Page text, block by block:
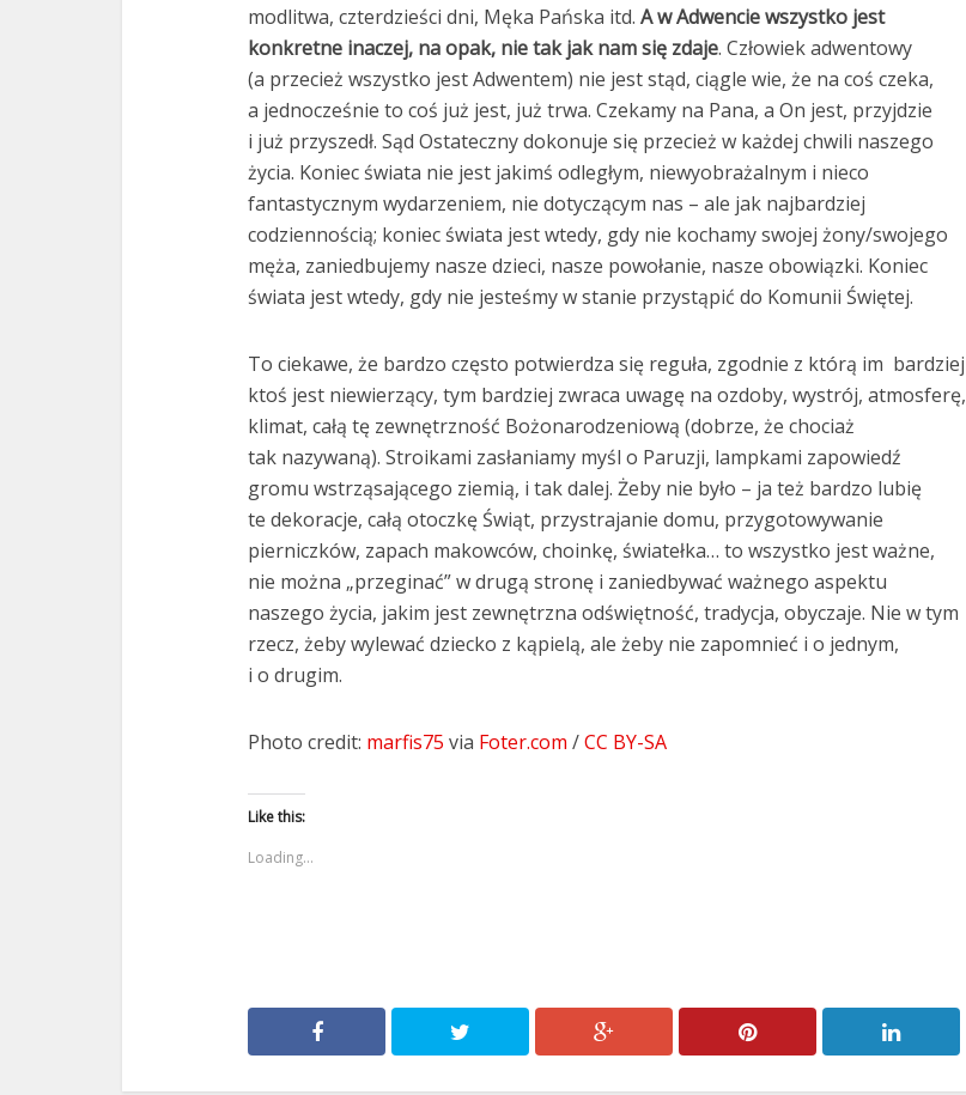
modlitwa, czterdzieści dni, Męka Pańska itd. A w Adwencie wszystko jest
konkretne inaczej, na opak, nie tak jak nam się zdaje. Człowiek adwentowy
(a przecież wszystko jest Adwentem) nie jest stąd, ciągle wie, że na coś czeka,
a jednocześnie to coś już jest, już trwa. Czekamy na Pana, a On jest, przyjdzie
i już przyszedł. Sąd Ostateczny dokonuje się przecież w każdej chwili naszego
życia. Koniec świata nie jest jakimś odległym, niewyobrażalnym i nieco
fantastycznym wydarzeniem, nie dotyczącym nas – ale jak najbardziej
codziennością; koniec świata jest wtedy, gdy nie kochamy swojej żony/swojego
męża, zaniedbujemy nasze dzieci, nasze powołanie, nasze obowiązki. Koniec
świata jest wtedy, gdy nie jesteśmy w stanie przystąpić do Komunii Świętej.
To ciekawe, że bardzo często potwierdza się reguła, zgodnie z którą im bardziej
ktoś jest niewierzący, tym bardziej zwraca uwagę na ozdoby, wystrój, atmosferę,
klimat, całą tę zewnętrzność Bożonarodzeniową (dobrze, że chociaż
tak nazywaną). Stroikami zasłaniamy myśl o Paruzji, lampkami zapowiedź
gromu wstrząsającego ziemią, i tak dalej. Żeby nie było – ja też bardzo lubię
te dekoracje, całą otoczkę Świąt, przystrajanie domu, przygotowywanie
pierniczków, zapach makowców, choinkę, światełka… to wszystko jest ważne,
nie można „przeginać” w drugą stronę i zaniedbywać ważnego aspektu
naszego życia, jakim jest zewnętrzna odświętność, tradycja, obyczaje. Nie w tym
rzecz, żeby wylewać dziecko z kąpielą, ale żeby nie zapomnieć i o jednym,
i o drugim.
Photo credit: marfis75 via Foter.com /CC BY-SA
Like this:
Loading...